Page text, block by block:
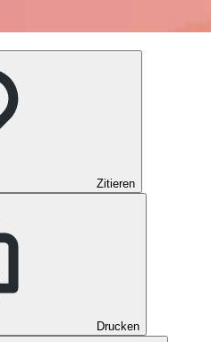
Zitieren
Drucken